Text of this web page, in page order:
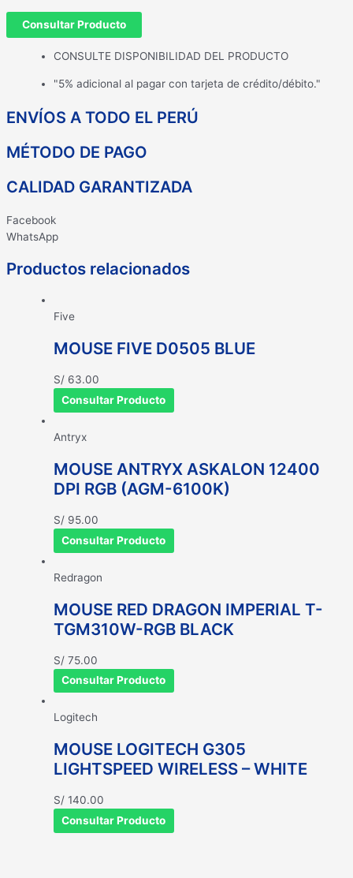
Consultar Producto
CONSULTE DISPONIBILIDAD DEL PRODUCTO
"5% adicional al pagar con tarjeta de crédito/débito."
ENVÍOS A TODO EL PERÚ
MÉTODO DE PAGO
CALIDAD GARANTIZADA
Facebook
WhatsApp
Productos relacionados
Five
MOUSE FIVE D0505 BLUE
S/ 63.00
Consultar Producto
Antryx
MOUSE ANTRYX ASKALON 12400
DPI RGB (AGM-6100K)
S/ 95.00
Consultar Producto
Redragon
MOUSE RED DRAGON IMPERIAL T-
TGM310W-RGB BLACK
S/ 75.00
Consultar Producto
Logitech
MOUSE LOGITECH G305
LIGHTSPEED WIRELESS – WHITE
S/ 140.00
Consultar Producto